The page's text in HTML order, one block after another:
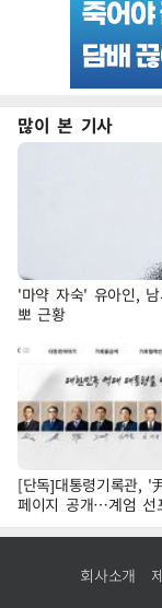
많이 본 기사
'마약 자숙' 유아인,
뽀 근황
[단독]대통령기록관, '
페이지 공개…계엄 선
회사소개